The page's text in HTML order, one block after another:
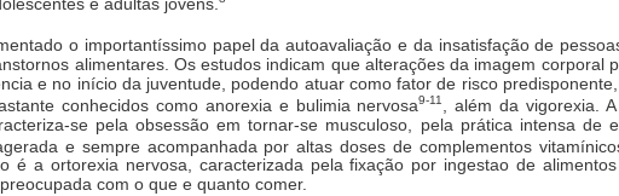
o importantíssimo papel da autoavaliação e da insatisfação de
alimentares. Os estudos indicam que alterações da imagem corporal
e no início da juventude, podendo atuar como fator de risco
conhecidos como anorexia e bulimia nervosa9-11
, além da vigorexia.
se pela obsessão em tornar-se musculoso, pela prática intensa de
e sempre acompanhada por altas doses de complementos
é a ortorexia nervosa, caracterizada pela fixação por ingestao de
com o que e quanto comer.